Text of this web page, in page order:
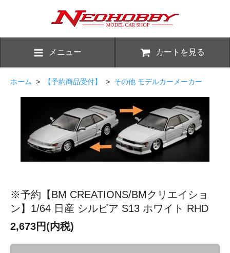
メニュー カートを見る
ホーム > 【予約商品受付】 > その他 モデルカーメーカー
※予約【BM CREATIONS/BMクリエイショ
ン】1/64 日産 シルビア S13 ホワイト RHD
2,673円(内税)